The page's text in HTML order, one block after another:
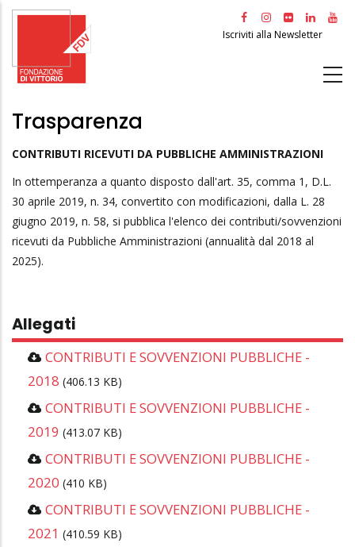
Salta
principale
Iscriviti alla Newsletter
Trasparenza
CONTRIBUTI RICEVUTI DA PUBBLICHE AMMINISTRAZIONI
In ottemperanza a quanto disposto dall'art. 35, comma 1, D.L.
30 aprile 2019, n. 34, convertito con modificazioni, dalla L. 28
giugno 2019, n. 58, si pubblica l'elenco dei contributi/sovvenzioni
ricevuti da Pubbliche Amministrazioni (annualità dal 2018 al
2025).
Allegati
CONTRIBUTI E SOVVENZIONI PUBBLICHE -
2018 (406.13 KB)
CONTRIBUTI E SOVVENZIONI PUBBLICHE -
2019 (413.07 KB)
CONTRIBUTI E SOVVENZIONI PUBBLICHE -
2020 (410 KB)
CONTRIBUTI E SOVVENZIONI PUBBLICHE -
2021 (410.59 KB)